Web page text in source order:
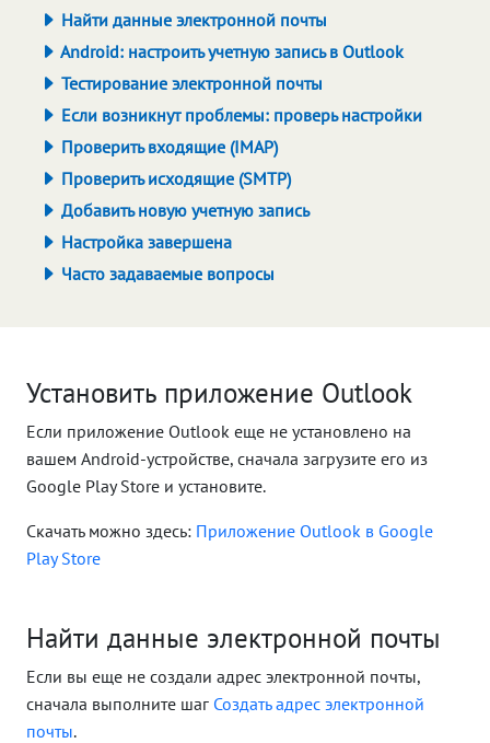
Найти данные электронной почты
Android: настроить учетную запись в Outlook
Тестирование электронной почты
Если возникнут проблемы: проверь настройки
Проверить входящие (IMAP)
Проверить исходящие (SMTP)
Добавить новую учетную запись
Настройка завершена
Часто задаваемые вопросы
Установить приложение Outlook
Если приложение Outlook еще не установлено на
вашем Android-устройстве, сначала загрузите его из
Google Play Store и установите.
Скачать можно здесь: Приложение Outlook в Google
Play Store
Найти данные электронной почты
Если вы еще не создали адрес электронной почты,
сначала выполните шаг Создать адрес электронной
почты.